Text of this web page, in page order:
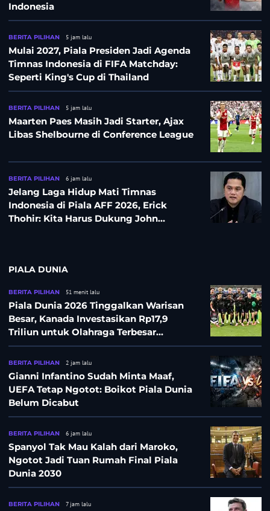
Indonesia
BERITA PILIHAN 5 jam lalu
Mulai 2027, Piala Presiden Jadi Agenda
Timnas Indonesia di FIFA Matchday:
Seperti King's Cup di Thailand
BERITA PILIHAN 5 jam lalu
Maarten Paes Masih Jadi Starter, Ajax
Libas Shelbourne di Conference League
BERITA PILIHAN 6 jam lalu
Jelang Laga Hidup Mati Timnas
Indonesia di Piala AFF 2026, Erick
Thohir: Kita Harus Dukung John
PIALA DUNIA
BERITA PILIHAN 51 menit lalu
Piala Dunia 2026 Tinggalkan Warisan
Besar, Kanada Investasikan Rp17,9
Triliun untuk Olahraga Terbesar
Sepanjang Sejarah
BERITA PILIHAN 2 jam lalu
Gianni Infantino Sudah Minta Maaf,
UEFA Tetap Ngotot: Boikot Piala Dunia
Belum Dicabut
BERITA PILIHAN 6 jam lalu
Spanyol Tak Mau Kalah dari Maroko,
Ngotot Jadi Tuan Rumah Final Piala
Dunia 2030
BERITA PILIHAN 7 jam lalu